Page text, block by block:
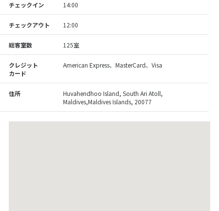
チェックイン 14:00
チェックアウト 12:00
総客室数 125室
クレジット
カード
American Express、MasterCard、Visa
住所
Huvahendhoo Island, South Ari Atoll,
Maldives,Maldives Islands, 20077